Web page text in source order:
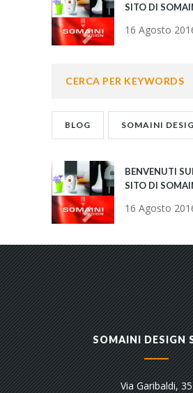
SITO DI
16 Agosto
CERCA PER KEYWORDS
BLOG SOMAINI
BENVENUTI
SITO DI
16 Agosto
SOMAINI DESIGN
Via Garibaldi, 35